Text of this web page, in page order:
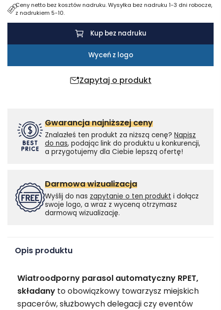
Zapytaj o produkt
Ceny netto bez kosztów nadruku. Wysyłka bez nadruku 1-3 dni robocze,
z nadrukiem 5-10.
Kup bez nadruku
Wyceń z logo
Gwarancja najniższej ceny
Znalazłeś ten produkt za niższą cenę? Napisz
do nas, podając link do produktu u konkurencji,
a przygotujemy dla Ciebie lepszą ofertę!
Darmowa wizualizacja
Wyślij do nas zapytanie o ten produkt i dołącz
swoje logo, a wraz z wyceną otrzymasz
darmową wizualizację.
Opis produktu
Wiatroodporny parasol automatyczny RPET,
składany to obowiązkowy towarzysz miejskich
spacerów, służbowych delegacji czy eventów